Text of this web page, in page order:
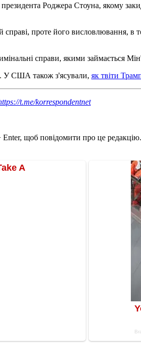
Роджера Стоуна, якому
проте його висловлювання, в
справи, якими займається
. У США також з'ясували, як твіти
t.me/korrespondentnet
Enter, щоб повідомити про це редакцію.